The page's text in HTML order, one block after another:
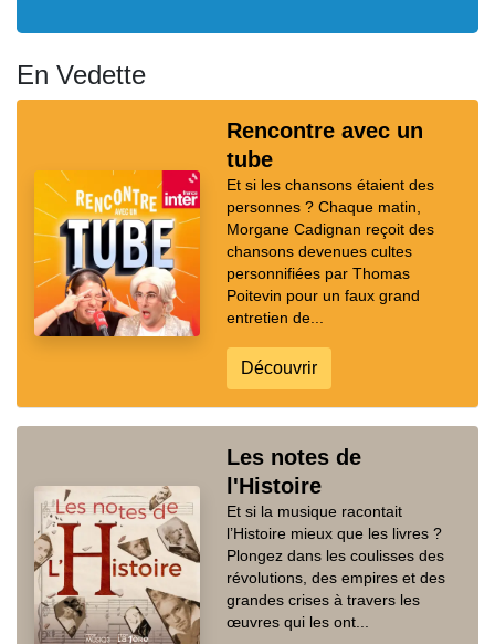
En Vedette
Rencontre avec un
tube
Et si les chansons étaient des
personnes ? Chaque matin,
Morgane Cadignan reçoit des
chansons devenues cultes
personnifiées par Thomas
Poitevin pour un faux grand
entretien de...
Découvrir
Les notes de
l'Histoire
Et si la musique racontait
l’Histoire mieux que les livres ?
Plongez dans les coulisses des
révolutions, des empires et des
grandes crises à travers les
œuvres qui les ont...